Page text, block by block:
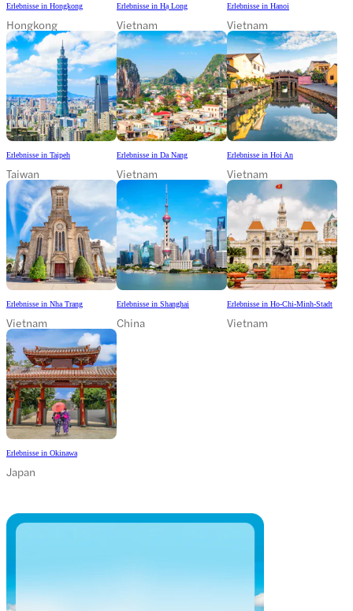
Erlebnisse in Hongkong
Hongkong
Erlebnisse in Hạ Long
Vietnam
Erlebnisse in Hanoi
Vietnam
Erlebnisse in Taipeh
Taiwan
Erlebnisse in Da Nang
Vietnam
Erlebnisse in Hoi An
Vietnam
Erlebnisse in Nha Trang
Vietnam
Erlebnisse in Shanghai
China
Erlebnisse in Ho-Chi-Minh-Stadt
Vietnam
Erlebnisse in Okinawa
Japan